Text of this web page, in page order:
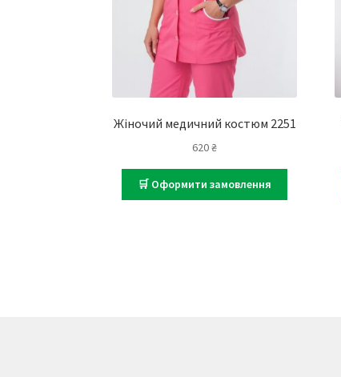
Жіночий медичний костюм 2251
620₴
🛒 Оформити замовлення